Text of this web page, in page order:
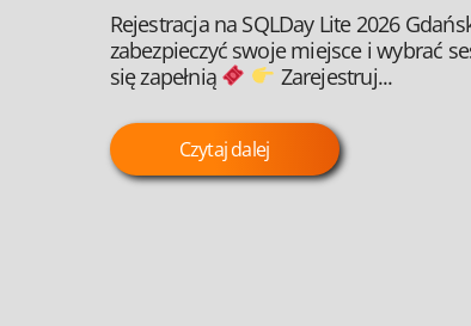
Rejestracja na SQLDay Lite 2026
zabezpieczyć swoje miejsce i wybrać
się zapełnią
Zarejestruj...
Czytaj dalej